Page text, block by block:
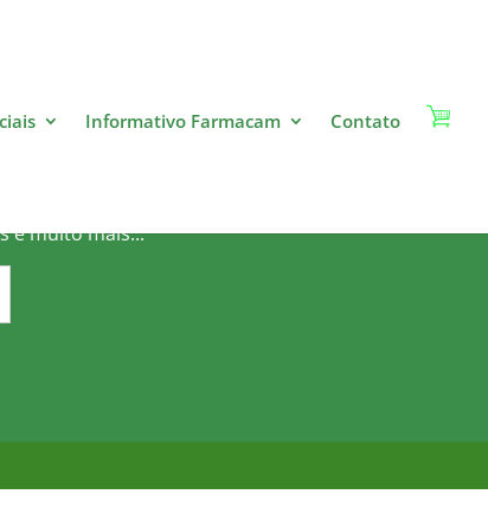
Informativo Farmacam Contato
e muito mais...